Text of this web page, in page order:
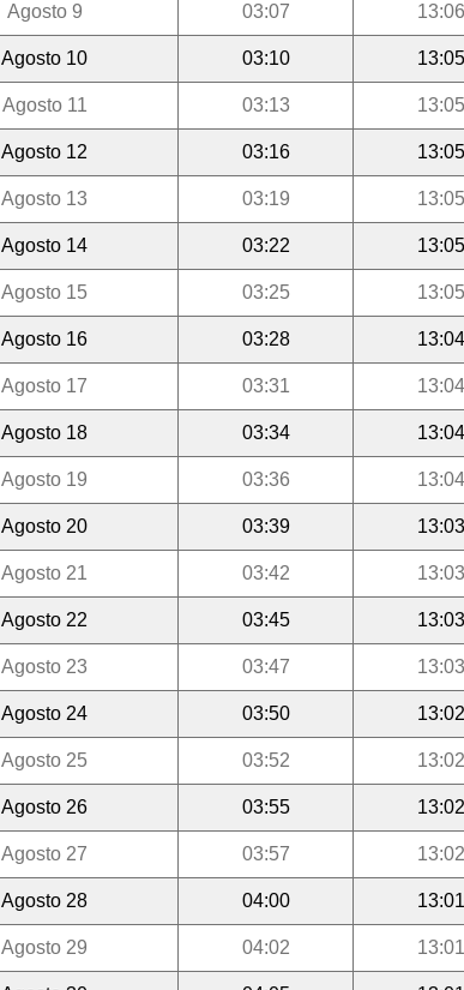
Agosto 9 03:07 13:06
Agosto 10 03:10 13:05
Agosto 11 03:13 13:05
Agosto 12 03:16 13:05
Agosto 13 03:19 13:05
Agosto 14 03:22 13:05
Agosto 15 03:25 13:05
Agosto 16 03:28 13:04
Agosto 17 03:31 13:04
Agosto 18 03:34 13:04
Agosto 19 03:36 13:04
Agosto 20 03:39 13:03
Agosto 21 03:42 13:03
Agosto 22 03:45 13:03
Agosto 23 03:47 13:03
Agosto 24 03:50 13:02
Agosto 25 03:52 13:02
Agosto 26 03:55 13:02
Agosto 27 03:57 13:02
Agosto 28 04:00 13:01
Agosto 29 04:02 13:01